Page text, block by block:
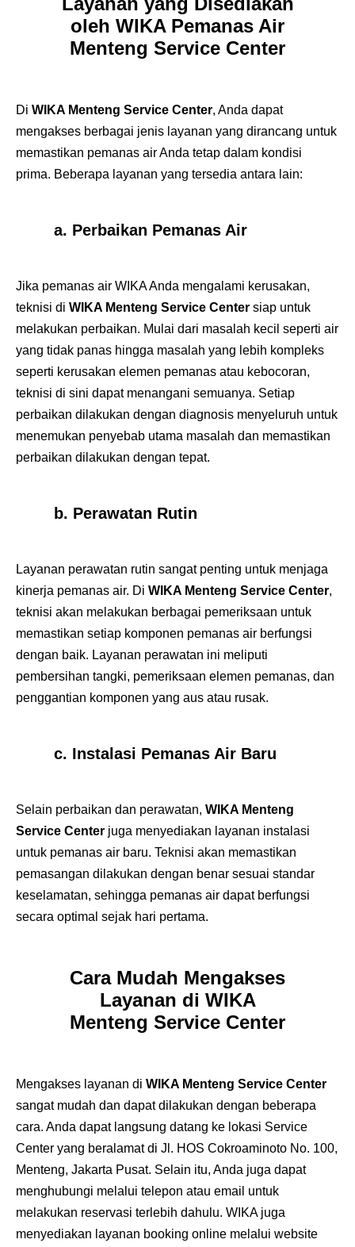
oleh WIKA Pemanas Air
Menteng Service Center
Di WIKA Menteng Service Center, Anda dapat
mengakses berbagai jenis layanan yang dirancang untuk
memastikan pemanas air Anda tetap dalam kondisi
prima. Beberapa layanan yang tersedia antara lain:
a. Perbaikan Pemanas Air
Jika pemanas air WIKA Anda mengalami kerusakan,
teknisi di WIKA Menteng Service Center siap untuk
melakukan perbaikan. Mulai dari masalah kecil seperti air
yang tidak panas hingga masalah yang lebih kompleks
seperti kerusakan elemen pemanas atau kebocoran,
teknisi di sini dapat menangani semuanya. Setiap
perbaikan dilakukan dengan diagnosis menyeluruh untuk
menemukan penyebab utama masalah dan memastikan
perbaikan dilakukan dengan tepat.
b. Perawatan Rutin
Layanan perawatan rutin sangat penting untuk menjaga
kinerja pemanas air. Di WIKA Menteng Service Center,
teknisi akan melakukan berbagai pemeriksaan untuk
memastikan setiap komponen pemanas air berfungsi
dengan baik. Layanan perawatan ini meliputi
pembersihan tangki, pemeriksaan elemen pemanas, dan
penggantian komponen yang aus atau rusak.
c. Instalasi Pemanas Air Baru
Selain perbaikan dan perawatan, WIKA Menteng
Service Center juga menyediakan layanan instalasi
untuk pemanas air baru. Teknisi akan memastikan
pemasangan dilakukan dengan benar sesuai standar
keselamatan, sehingga pemanas air dapat berfungsi
secara optimal sejak hari pertama.
Cara Mudah Mengakses
Layanan di WIKA
Menteng Service Center
Mengakses layanan di WIKA Menteng Service Center
sangat mudah dan dapat dilakukan dengan beberapa
cara. Anda dapat langsung datang ke lokasi Service
Center yang beralamat di Jl. HOS Cokroaminoto No. 100,
Menteng, Jakarta Pusat. Selain itu, Anda juga dapat
menghubungi melalui telepon atau email untuk
melakukan reservasi terlebih dahulu. WIKA juga
menyediakan layanan booking online melalui website